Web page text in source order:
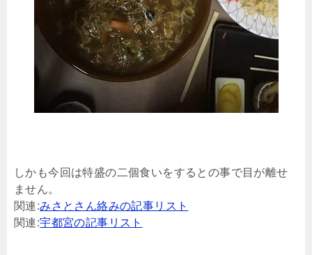
しかも今回は特盛の二個食いをするとの事で目が離せ
ません。
関連:みさとさん絡みの記事リスト
関連:宇都宮の記事リスト